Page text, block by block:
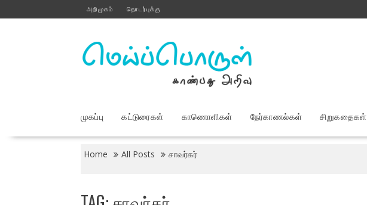
to
அறிமுகம் தொடர்புக்கு
முகப்பு கட்டுரைகள் காணொளிகள் நேர்காணல்கள் சிறுகதைகள்
Home All Posts சாவர்கர்